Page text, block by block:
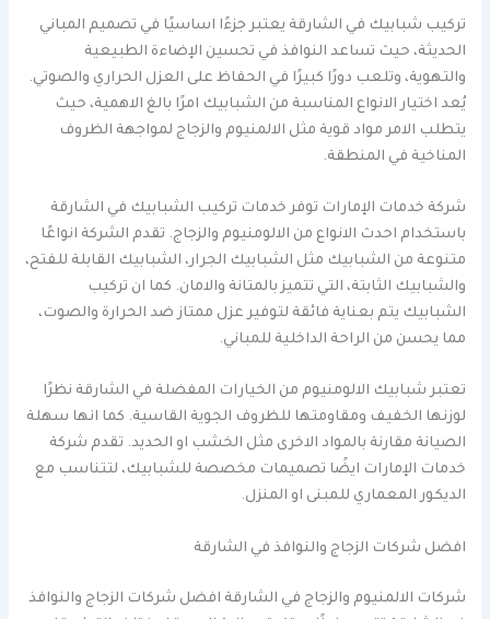
تركيب شبابيك في الشارقة يعتبر جزءًا اساسيًا في تصميم المباني
الحديثة، حيث تساعد النوافذ في تحسين الإضاءة الطبيعية
والتهوية، وتلعب دورًا كبيرًا في الحفاظ على العزل الحراري والصوتي.
يُعد اختيار الانواع المناسبة من الشبابيك امرًا بالغ الاهمية، حيث
يتطلب الامر مواد قوية مثل الالمنيوم والزجاج لمواجهة الظروف
المناخية في المنطقة.
شركة خدمات الإمارات توفر خدمات تركيب الشبابيك في الشارقة
باستخدام احدث الانواع من الالومنيوم والزجاج. تقدم الشركة انواعًا
متنوعة من الشبابيك مثل الشبابيك الجرار، الشبابيك القابلة للفتح،
والشبابيك الثابتة، التي تتميز بالمتانة والامان. كما ان تركيب
الشبابيك يتم بعناية فائقة لتوفير عزل ممتاز ضد الحرارة والصوت،
مما يحسن من الراحة الداخلية للمباني.
تعتبر شبابيك الالومنيوم من الخيارات المفضلة في الشارقة نظرًا
لوزنها الخفيف ومقاومتها للظروف الجوية القاسية. كما انها سهلة
الصيانة مقارنة بالمواد الاخرى مثل الخشب او الحديد. تقدم شركة
خدمات الإمارات ايضًا تصميمات مخصصة للشبابيك، لتتناسب مع
الديكور المعماري للمبنى او المنزل.
افضل شركات الزجاج والنوافذ في الشارقة
شركات الالمنيوم والزجاج في الشارقة افضل شركات الزجاج والنوافذ